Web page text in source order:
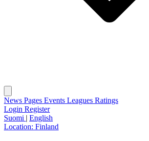
News Pages Events Leagues Ratings
Login Register
Suomi | English
Location: Finland